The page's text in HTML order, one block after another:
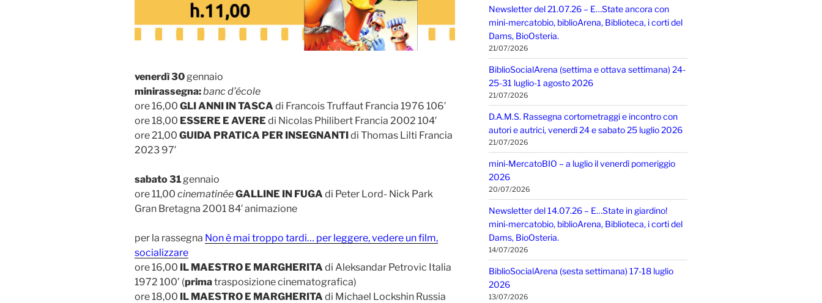
venerdì 30 gennaio
minirassegna:banc d’école
ore 16,00 GLI ANNI IN TASCA di Francois Truffaut Francia 1976 106′
ore 18,00 ESSERE E AVERE di Nicolas Philibert Francia 2002 104′
ore 21,00 GUIDA PRATICA PER INSEGNANTIdi Thomas Lilti Francia
2023 97′
sabato 31 gennaio
ore 11,00 cinematinéeGALLINE IN FUGA di Peter Lord- Nick Park
Gran Bretagna 2001 84′ animazione
per la rassegna Non è mai troppo tardi… per leggere, vedere un film,
socializzare
ore 16,00 IL MAESTRO E MARGHERITA di Aleksandar Petrovic Italia
1972 100’ (primatrasposizione cinematografica)
ore 18,00 IL MAESTRO E MARGHERITA di Michael Lockshin Russia
Newsletter del 21.07.26 – E…State ancora con
mini-mercatobio, biblioArena, Biblioteca, i corti del
Dams, BioOsteria.
21/07/2026
BiblioSocialArena (settima e ottava settimana) 24-
25-31 luglio-1 agosto 2026
21/07/2026
D.A.M.S. Rassegna cortometraggi e incontro con
autori e autrici, venerdì 24 e sabato 25 luglio 2026
21/07/2026
mini-MercatoBIO – a luglio il venerdì pomeriggio
2026
20/07/2026
Newsletter del 14.07.26 – E…State in giardino!
mini-mercatobio, biblioArena, Biblioteca, i corti del
Dams, BioOsteria.
14/07/2026
BiblioSocialArena (sesta settimana) 17-18 luglio
2026
13/07/2026